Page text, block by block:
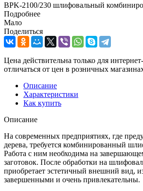
BPK-2100/230 шлифовальный
Подробнее
Мало
Поделиться
Цена действительна только для
отличаться от цен в розничных
Описание
Характеристики
Как купить
Описание
На современных предприятиях, где
дерева, требуется комбинированный
Работа с ним необходима на
заготовок. После обработки на
приобретает эстетичный внешний вид,
завершенными и очень привлекательны.